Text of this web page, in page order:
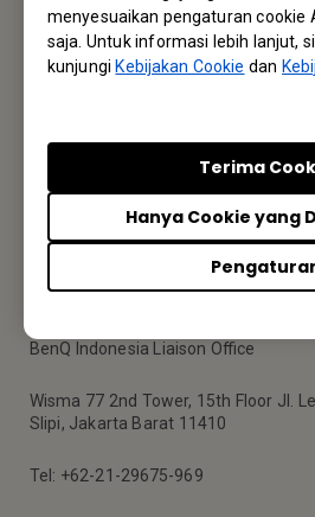
menyesuaikan pengaturan cookie
saja. Untuk informasi lebih lanjut,
kunjungiKebijakan Cookie dan
Hanya Cookie yang
Terima
Langganan
Langganan
BenQ Indonesia Liaison Office
Wisma 77 2nd Tower, 15th Floor Jl.
Slipi, Jakarta Barat 11410
Tel: +62-21-29675-969